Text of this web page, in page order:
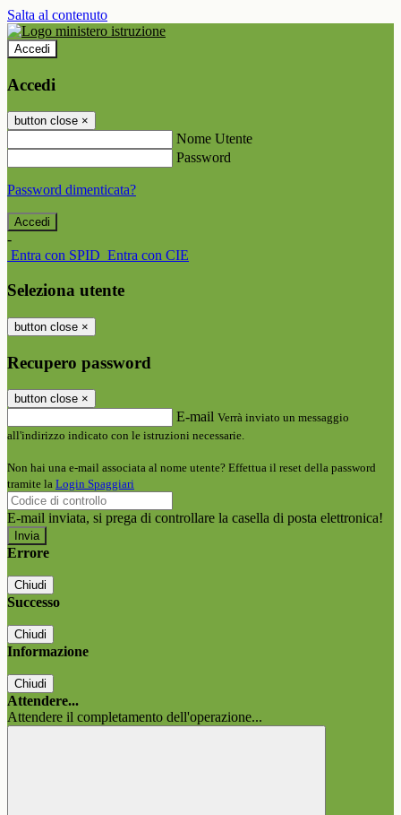
Salta al contenuto
Accedi
Accedi
button close ×
Nome Utente
Password
Password dimenticata?
-
Entra con SPID Entra con CIE
Seleziona utente
button close ×
Recupero password
button close ×
E-mail Verrà inviato un messaggio
all'indirizzo indicato con le istruzioni necessarie.
Non hai una e-mail associata al nome utente? Effettua il reset della password
tramite la Login Spaggiari
E-mail inviata, si prega di controllare la casella di posta elettronica!
Errore
Chiudi
Successo
Chiudi
Informazione
Chiudi
Attendere...
Attendere il completamento dell'operazione...